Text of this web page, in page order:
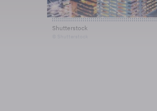
Shutterstock